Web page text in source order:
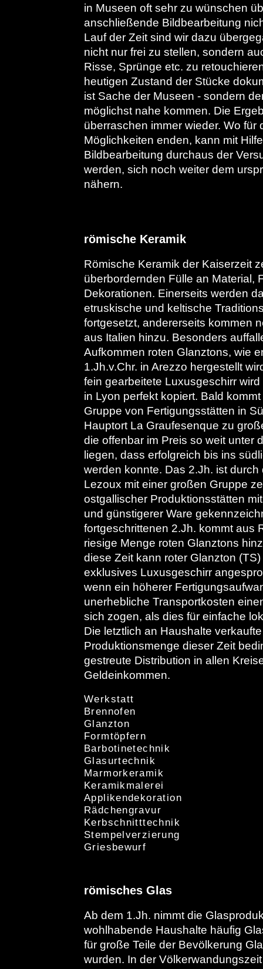
in Museen oft sehr zu wünschen
anschließende Bildbearbeitung
Lauf der Zeit sind wir dazu
nicht nur frei zu stellen, sondern
Risse, Sprünge etc. zu
heutigen Zustand der Stücke
ist Sache der Museen - sondern
möglichst nahe kommen. Die
überraschen immer wieder. Wo für
Möglichkeiten enden, kann mit
Bildbearbeitung durchaus der
werden, sich noch weiter dem
nähern.
römische Keramik
Römische Keramik der Kaiserzeit
überbordernden Fülle an Material,
Dekorationen. Einerseits werden
etruskische und keltische
fortgesetzt, andererseits kommen
aus Italien hinzu. Besonders
Aufkommen roten Glanztons, wie
1.Jh.v.Chr. in Arezzo hergestellt
fein gearbeitete Luxusgeschirr
in Lyon perfekt kopiert. Bald
Gruppe von Fertigungsstätten in
Hauptort La Graufesenque zu
die offenbar im Preis so weit unter
liegen, dass erfolgreich bis ins
werden konnte. Das 2.Jh. ist
Lezoux mit einer großen Gruppe
ostgallischer Produktionsstätten
und günstigerer Ware
fortgeschrittenen 2.Jh. kommt aus
riesige Menge roten Glanztons
diese Zeit kann roter Glanzton
exklusives Luxusgeschirr
wenn ein höherer
unerhebliche Transportkosten
sich zogen, als dies für einfache
Die letztlich an Haushalte
Produktionsmenge dieser Zeit
gestreute Distribution in allen
Geldeinkommen.
Werkstatt
Brennofen
Glanzton
Formtöpfern
Barbotinetechnik
Glasurtechnik
Marmorkeramik
Keramikmalerei
Applikendekoration
Rädchengravur
Kerbschnitttechnik
Stempelverzierung
Griesbewurf
römisches Glas
Ab dem 1.Jh. nimmt die
wohlhabende Haushalte häufig
für große Teile der Bevölkerung
wurden. In der